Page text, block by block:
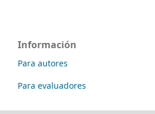
Información
Para autores
Para evaluadores